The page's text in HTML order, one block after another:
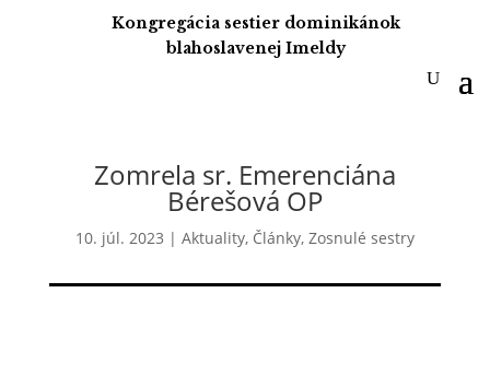
Kongregácia sestier dominikánok
blahoslavenej Imeldy
Zomrela sr. Emerenciána
Bérešová OP
10. júl. 2023 | Aktuality, Články, Zosnulé sestry